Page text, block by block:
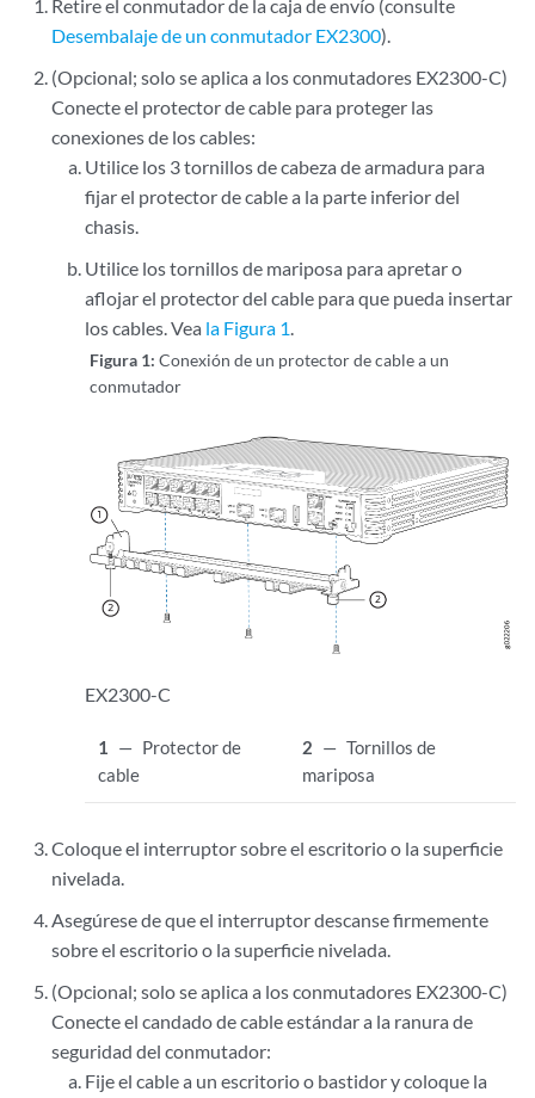
Retire el conmutador de la caja de envío (consulte
Desembalaje de un conmutador EX2300).
(Opcional; solo se aplica a los conmutadores EX2300-C)
Conecte el protector de cable para proteger las
conexiones de los cables:
Utilice los 3 tornillos de cabeza de armadura para
fijar el protector de cable a la parte inferior del
chasis.
Utilice los tornillos de mariposa para apretar o
aflojar el protector del cable para que pueda insertar
los cables. Vea la Figura 1.
Figura 1: Conexión de un protector de cable a un
conmutador
EX2300-C
1 — Protector de
cable
2 — Tornillos de
mariposa
Coloque el interruptor sobre el escritorio o la superficie
nivelada.
Asegúrese de que el interruptor descanse firmemente
sobre el escritorio o la superficie nivelada.
(Opcional; solo se aplica a los conmutadores EX2300-C)
Conecte el candado de cable estándar a la ranura de
seguridad del conmutador:
Fije el cable a un escritorio o bastidor y coloque la